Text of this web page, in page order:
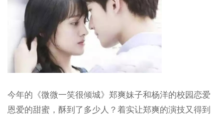
今年的《微微一笑很倾城》郑爽妹子和杨洋的校园恋爱
恩爱的甜蜜，酥到了多少人？着实让郑爽的演技又得到